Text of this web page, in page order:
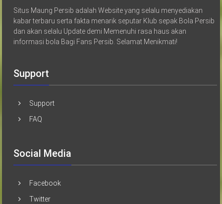
Situs Maung Persib adalah Website yang selalu menyediakan
kabar terbaru serta fakta menarik seputar Klub sepak Bola Persib
dan akan selalu Update demi Memenuhi rasa haus akan
informasi bola Bagi Fans Persib. Selamat Menikmati!
Support
Support
FAQ
Social Media
Facebook
Twitter